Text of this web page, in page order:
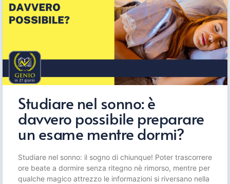
Studiare nel sonno: è
davvero possibile preparare
un esame mentre dormi?
Studiare nel sonno: il sogno di chiunque! Poter trascorrere
ore beate a dormire senza ritegno nè rimorso, mentre per
qualche magico attrezzo le informazioni si riversano nella